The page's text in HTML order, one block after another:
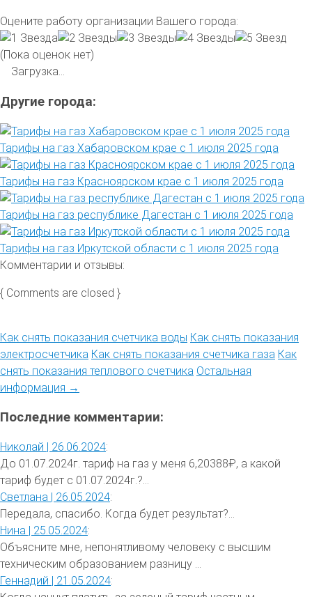
Оцените работу организации Вашего города:
(Пока оценок нет)
Загрузка...
Другие города:
Тарифы на газ Хабаровском крае с 1 июля 2025 года
Тарифы на газ Красноярском крае с 1 июля 2025 года
Тарифы на газ республике Дагестан с 1 июля 2025 года
Тарифы на газ Иркутской области с 1 июля 2025 года
Комментарии и отзывы:
{ Comments are closed }
Как снять показания счетчика воды Как снять показания
электросчетчика Как снять показания счетчика газа Как
снять показания теплового счетчика Остальная
информация →
Последние комментарии:
Николай | 26.06.2024:
До 01.07.2024г. тариф на газ у меня 6,20388₽, а какой
тариф будет с 01.07.2024г.?...
Светлана | 26.05.2024:
Передала, спасибо. Когда будет результат?...
Нина | 25.05.2024:
Объясните мне, непонятливому человеку с высшим
техническим образованием разницу ...
Геннадий | 21.05.2024: